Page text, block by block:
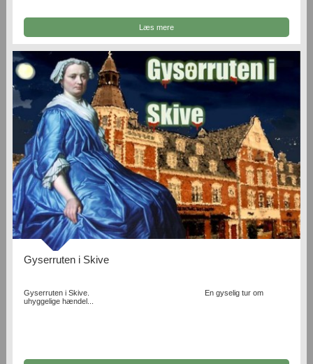
Læs mere
Gyserruten i Skive
Gyserruten i Skive. En gyselig tur om
uhyggelige hændel...